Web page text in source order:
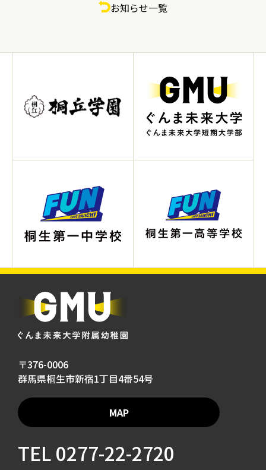
お知らせ一覧
〒376-0006
群馬県桐生市新宿1丁目4番54号
MAP
TEL0277-22-2720